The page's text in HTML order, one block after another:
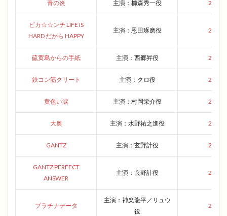
青の炎 主演：櫛森秀一役 2004
ピカ☆☆ンチ LIFE IS
HARD だから HAPPY
主演：恩田琢磨役 2004
硫黄島からの手紙 主演：西郷昇役 2006
鉄コン筋クリート 主演：クロ役 2006
黄色い涙 主演：村岡栄介役 2007
大奥 主演：水野祐之進役 2010
GANTZ 主演：玄野計役 2010
GANTZ PERFECT
ANSWER
主演：玄野計役 2011
プラチナデータ
主演：神楽龍平／リュウ
役
2013